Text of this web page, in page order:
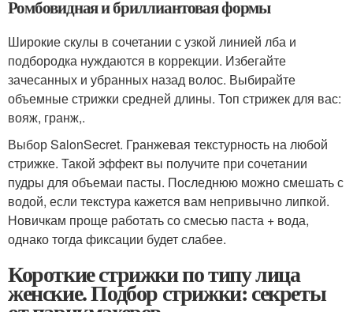
Ромбовидная и бриллиантовая формы
Широкие скулы в сочетании с узкой линией лба и
подбородка нуждаются в коррекции. Избегайте
зачесанных и убранных назад волос. Выбирайте
объемные стрижки средней длины. Топ стрижек для вас:
вояж, гранж,.
Выбор SalonSecret. Гранжевая текстурность на любой
стрижке. Такой эффект вы получите при сочетании
пудры для объемаи пасты. Последнюю можно смешать с
водой, если текстура кажется вам непривычно липкой.
Новичкам проще работать со смесью паста + вода,
однако тогда фиксации будет слабее.
Короткие стрижки по типу лица
женские. Подбор стрижки: секреты